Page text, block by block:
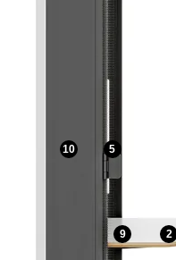
2
5
9
10